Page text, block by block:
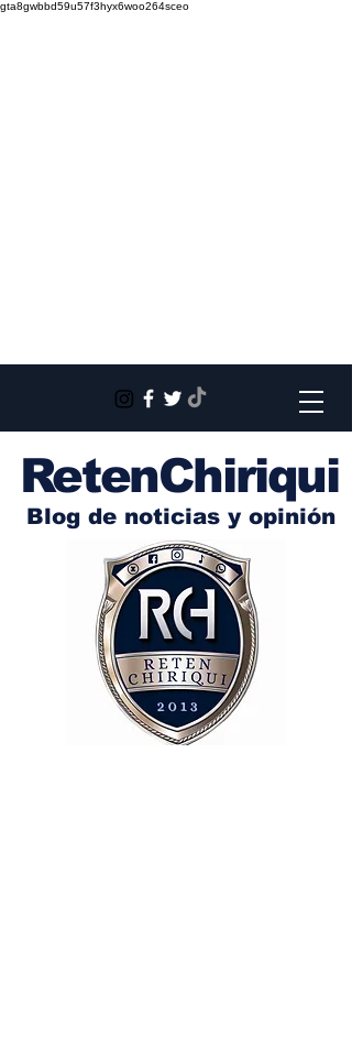
gta8gwbbd59u57f3hyx6woo264sceo
RetenChiriqui
Blog de noticias y opinión